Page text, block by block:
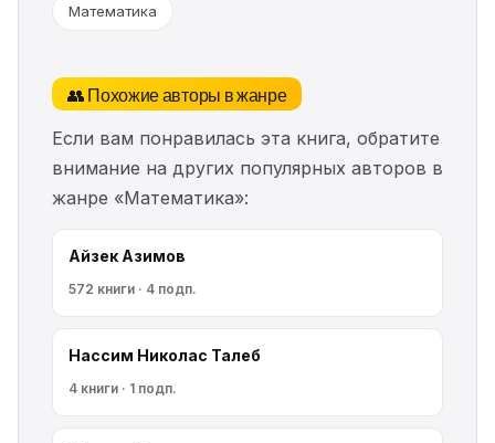
Математика
👥 Похожие авторы в жанре
Если вам понравилась эта книга, обратите
внимание на других популярных авторов в
жанре «Математика»:
Айзек Азимов
572 книги · 4 подп.
Нассим Николас Талеб
4 книги · 1 подп.